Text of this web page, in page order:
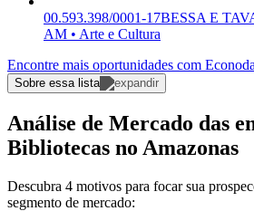
00.593.398/0001-17BESSA E
AM • Arte e Cultura
Encontre mais oportunidades com
Sobre essa lista
Análise de Mercado das
Bibliotecas no Amazonas
Descubra 4 motivos para focar sua
segmento de mercado: